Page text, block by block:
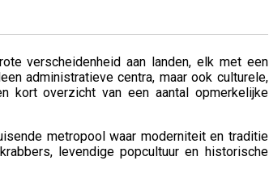
verscheidenheid aan landen, elk met een
administratieve centra, maar ook culturele,
kort overzicht van een aantal opmerkelijke
metropool waar moderniteit en traditie
levendige popcultuur en historische